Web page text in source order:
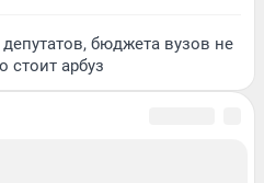
бюджета вузов не
стоит арбуз